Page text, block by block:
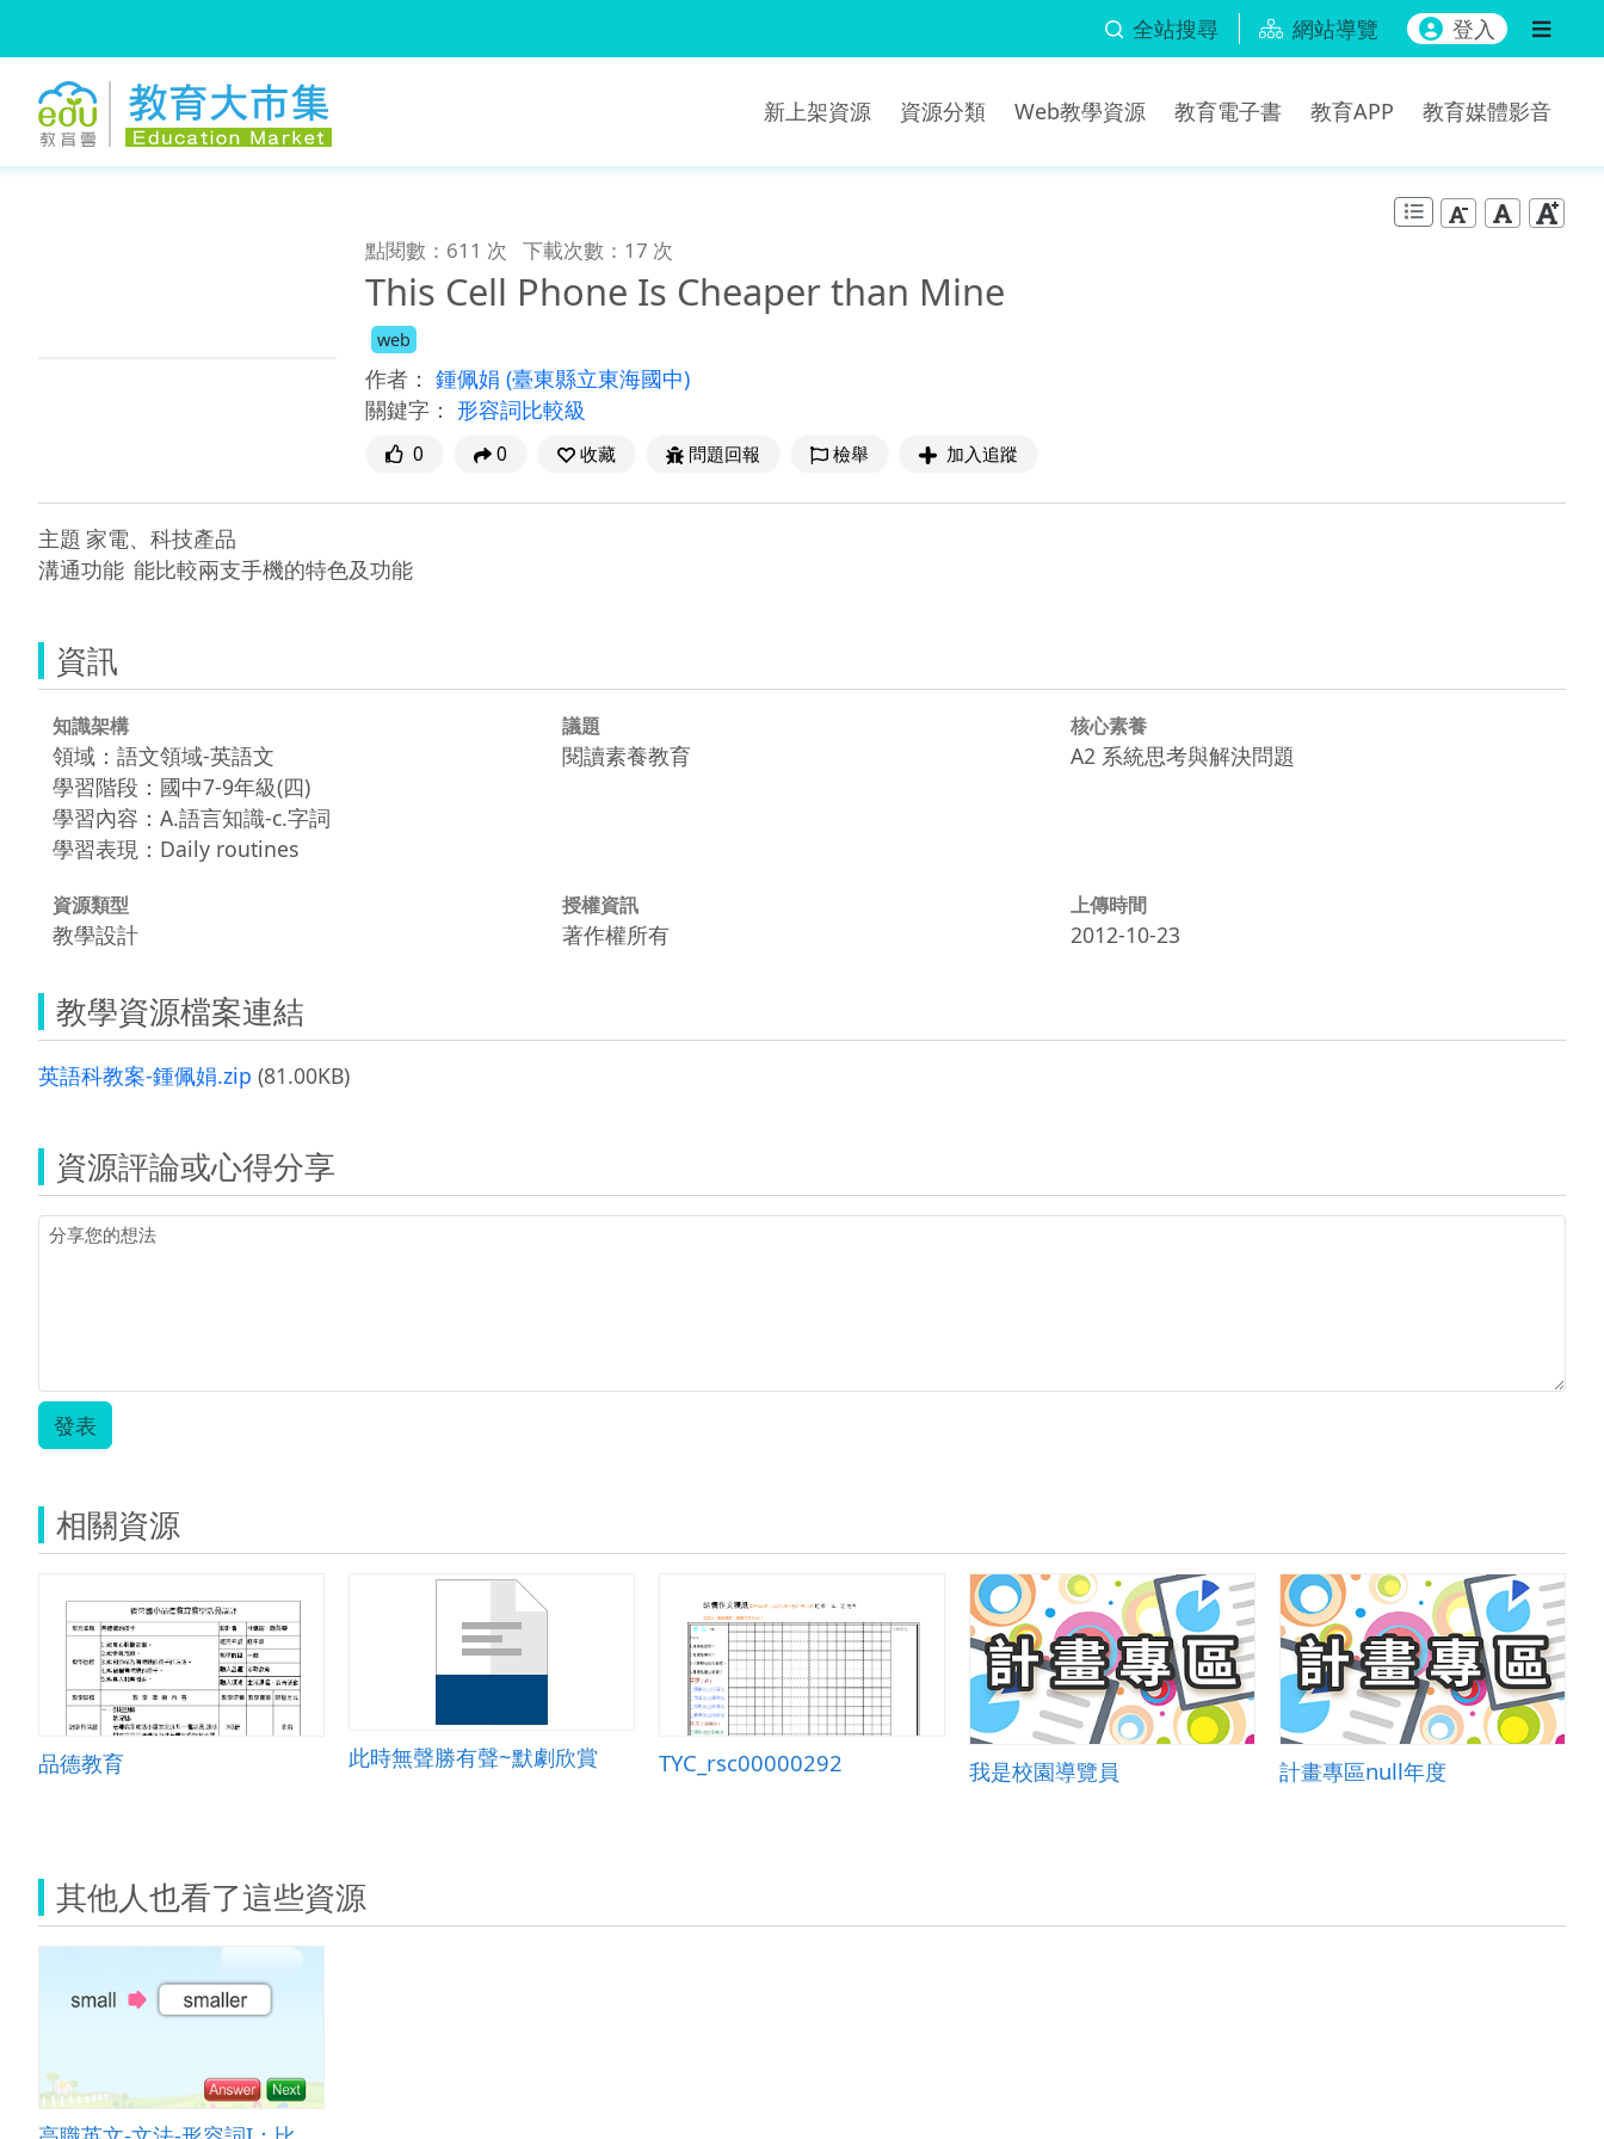
全站搜尋 網站導覽 登入
新上架資源 資源分類 Web教學資源 教育電子書 教育APP 教育媒體影音
點閱數：611 次 下載次數：17 次
This Cell Phone Is Cheaper than Mine
web
作者： 鍾佩娟 (臺東縣立東海國中)
關鍵字： 形容詞比較級
0 0 收藏 問題回報 檢舉 加入追蹤
主題	家電、科技產品
資訊
知識架構
領域：語文領域-英語文
學習階段：國中7-9年級(四)
學習內容：A.語言知識-c.字詞
學習表現：Daily routines
議題
閱讀素養教育
核心素養
A2 系統思考與解決問題
資源類型
教學設計
授權資訊
著作權所有
上傳時間
2012-10-23
教學資源檔案連結
英語科教案-鍾佩娟.zip (81.00KB)
資源評論或心得分享
發表
相關資源
品德教育 此時無聲勝有聲~默劇欣賞 TYC_rsc00000292 我是校園導覽員 計畫專區null年度
其他人也看了這些資源